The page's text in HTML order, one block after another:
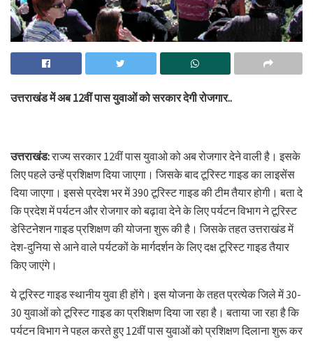
उत्तराखंड में अब 12वीं पास युवाओं को सरकार देगी रोजगार..
उत्तराखंड:राज्य सरकार 12वीं पास युवाओ को अब रोजगार देने वाली है। इसके
लिए पहले उन्हें प्रशिक्षण दिया जाएगा। जिसके बाद टूरिस्ट गाइड का लाइसेंस
दिया जाएगा। इससे प्रदेश भर में 390 टूरिस्ट गाइड की टीम तैयार होगी। बता दे
कि प्रदेश में पर्यटन और रोजगार को बढ़ावा देने के लिए पर्यटन विभाग ने टूरिस्ट
डेस्टिनेशन गाइड प्रशिक्षण की योजना शुरू की है। जिसके तहत उत्तराखंड में
देश-दुनिया से आने वाले पर्यटकों के मार्गदर्शन के लिए दक्ष टूरिस्ट गाइड तैयार
किए जाएंगे।
ये टूरिस्ट गाइड स्थानीय युवा ही होंगे। इस योजना के तहत प्रत्येक जिले में 30-
30 युवाओं को टूरिस्ट गाइड का प्रशिक्षण दिया जा रहा है। बताया जा रहा है कि
पर्यटन विभाग ने पहल करते हुए 12वीं पास युवाओं को प्रशिक्षण दिलाना शुरू कर